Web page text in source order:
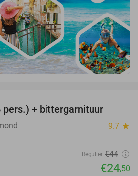
pers.) + bittergarnituur
9.7 star
Regulier €44
€24,50